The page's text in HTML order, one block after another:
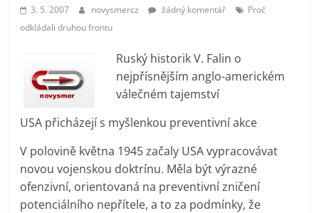
prospívá?
3. 5. 2007 novysmercz žádný komentář
Proč
odkládali druhou frontu
Ruský historik V. Falin o
nejpřísnějším anglo-americkém
válečném tajemství
USA přicházejí s myšlenkou preventivní akce
V polovině května 1945 začaly USA vypracovávat
novou vojenskou doktrínu. Měla být výrazné
ofenzivní, orientovaná na preventivní zničení
potenciálního nepřítele, a to za podmínky, že